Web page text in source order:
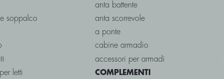
soppalco
letti
anta battente
anta scorrevole
a ponte
cabine armadio
accessori per armadi
COMPLEMENTI